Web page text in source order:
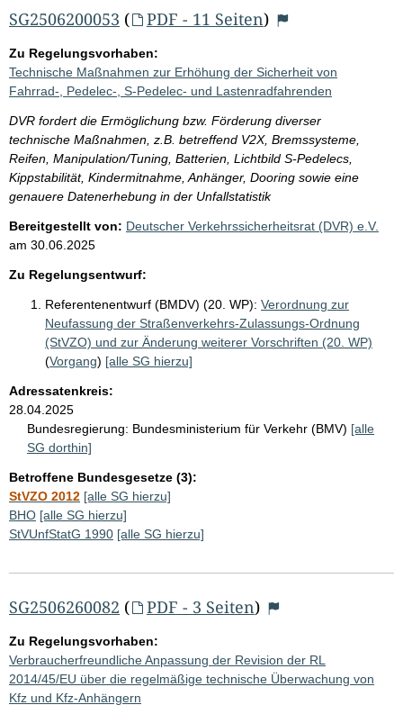
SG2506200053 ( PDF - 11 Seiten)
Zu Regelungsvorhaben:
Technische Maßnahmen zur Erhöhung der Sicherheit von
Fahrrad-, Pedelec-, S-Pedelec- und Lastenradfahrenden
DVR fordert die Ermöglichung bzw. Förderung diverser
technische Maßnahmen, z.B. betreffend V2X, Bremssysteme,
Reifen, Manipulation/Tuning, Batterien, Lichtbild S-Pedelecs,
Kippstabilität, Kindermitnahme, Anhänger, Dooring sowie eine
genauere Datenerhebung in der Unfallstatistik
Bereitgestellt von: Deutscher Verkehrssicherheitsrat (DVR) e.V.
am 30.06.2025
Zu Regelungsentwurf:
Referentenentwurf (BMDV) (20. WP): Verordnung zur
Neufassung der Straßenverkehrs-Zulassungs-Ordnung
(StVZO) und zur Änderung weiterer Vorschriften (20. WP)
(Vorgang) [alle SG hierzu]
Adressatenkreis:
28.04.2025
Bundesregierung: Bundesministerium für Verkehr (BMV) [alle
SG dorthin]
Betroffene Bundesgesetze (3):
StVZO 2012 [alle SG hierzu]
BHO [alle SG hierzu]
StVUnfStatG 1990 [alle SG hierzu]
SG2506260082 ( PDF - 3 Seiten)
Zu Regelungsvorhaben:
Verbraucherfreundliche Anpassung der Revision der RL
2014/45/EU über die regelmäßige technische Überwachung von
Kfz und Kfz-Anhängern